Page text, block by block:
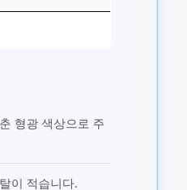
형광 색상으로 주
이 적습니다.